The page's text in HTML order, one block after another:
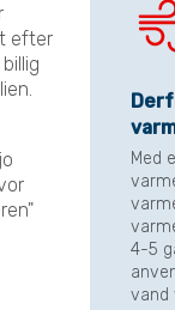
efter
Med
4-5
vand